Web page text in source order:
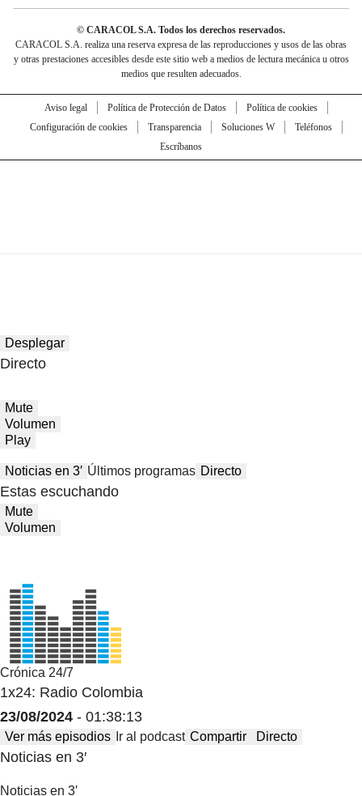
© CARACOL S.A. Todos los derechos reservados.
CARACOL S.A. realiza una reserva expresa de las reproducciones y usos de las obras
y otras prestaciones accesibles desde este sitio web a medios de lectura mecánica u otros
medios que resulten adecuados.
Aviso legal Política de Protección de Datos
Política de cookies
Configuración de cookies
Transparencia Soluciones W
Teléfonos
Escríbanos
Desplegar
Directo
Mute
Volumen
Play
Noticias en 3′ Últimos programas Directo
Estas escuchando
Mute
Volumen
Crónica 24/7
1x24: Radio Colombia
23/08/2024 - 01:38:13
Ver más episodios Ir al podcast Compartir Directo
Noticias en 3′
Noticias en 3′